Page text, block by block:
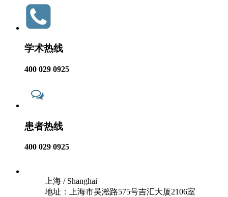
学术热线
400 029 0925
患者热线
400 029 0925
上海 / Shanghai
地址：上海市吴淞路575号吉汇大厦2106室